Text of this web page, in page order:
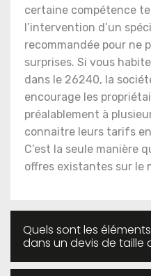
certaine compétence
l’intervention d’un
recommandée pour ne
surprises. Si vous
dans le 26240, la
encourage les
préalablement à
connaitre leurs tarifs
C’est la seule manière
offres existantes sur le
Quels sont les
dans un devis de taille